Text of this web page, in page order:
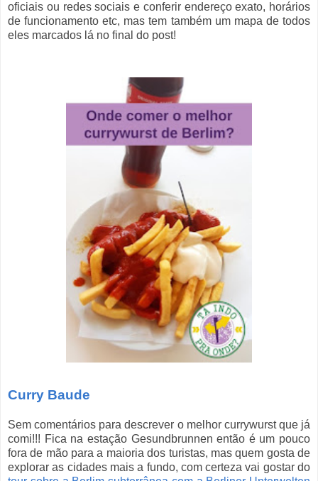
oficiais ou redes sociais e conferir endereço exato, horários
de funcionamento etc, mas tem também um mapa de todos
eles marcados lá no final do post!
Curry Baude
Sem comentários para descrever o melhor currywurst que já
comi!!! Fica na estação Gesundbrunnen então é um pouco
fora de mão para a maioria dos turistas, mas quem gosta de
explorar as cidades mais a fundo, com certeza vai gostar do